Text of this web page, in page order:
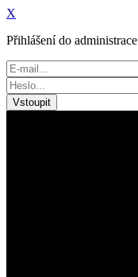
X
Přihlášení do administrace
Vstoupit